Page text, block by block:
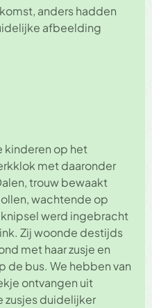
anders hadden
afbeelding
kinderen op het
met daaronder
trouw bewaakt
wachtende op
knipsel werd ingebracht
Zij woonde destijds
met haar zusje en
de bus. We hebben van
ontvangen uit
zusjes duidelijker